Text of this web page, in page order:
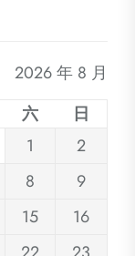
2026 年 8 月
六
日
1
2
8
9
15
16